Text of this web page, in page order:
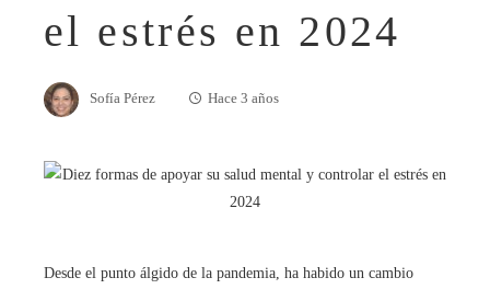
el estrés en 2024
Sofía Pérez Hace 3 años
Desde el punto álgido de la pandemia, ha habido un cambio